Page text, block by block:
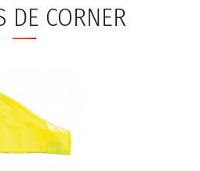
DE CORNER